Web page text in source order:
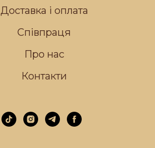
Доставка і оплата
Співпраця
Про нас
Контакти